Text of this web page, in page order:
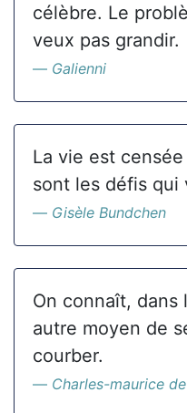
célèbre. Le
veux pas grandir.
Galienni
La vie est
sont les défis qui
Gisèle Bundchen
On connaît, dans
autre moyen de
courber.
Charles-maurice